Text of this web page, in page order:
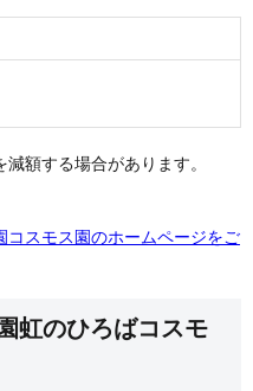
額する場合があります。
スモス園のホームページをご
虹のひろばコスモ